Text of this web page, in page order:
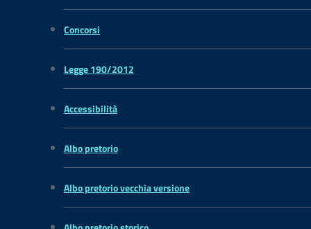
Concorsi
Legge 190/2012
Accessibilità
Albo pretorio
Albo pretorio vecchia versione